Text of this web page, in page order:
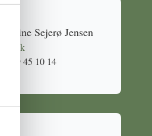
Caroline Sejerø Jensen
Holbæk
59 45 10 14